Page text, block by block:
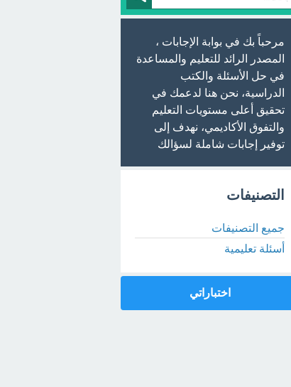
مرحباً بك في بوابة الإجابات ،
المصدر الرائد للتعليم والمساعدة
في حل الأسئلة والكتب
الدراسية، نحن هنا لدعمك في
تحقيق أعلى مستويات التعليم
والتفوق الأكاديمي، نهدف إلى
توفير إجابات شاملة لسؤالك
التصنيفات
جميع التصنيفات
أسئلة تعليمية
اختباراتي